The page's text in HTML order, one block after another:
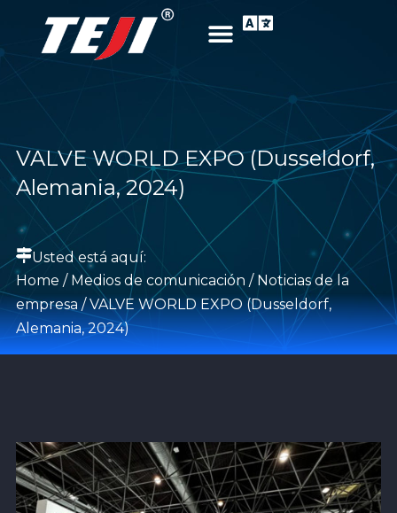
VALVE WORLD EXPO (Dusseldorf,
Alemania, 2024)
Usted está aquí:
Home / Medios de comunicación / Noticias de la
empresa/ VALVE WORLD EXPO (Dusseldorf,
Alemania, 2024)